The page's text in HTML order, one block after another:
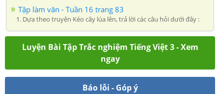
Tập làm văn - Tuần 16 trang 83
1. Dựa theo truyện Kéo cây lúa lên, trả lời các câu hỏi dưới đây :
Luyện Bài Tập Trắc nghiệm Tiếng Việt 3 - Xem
ngay
Báo lỗi - Góp ý